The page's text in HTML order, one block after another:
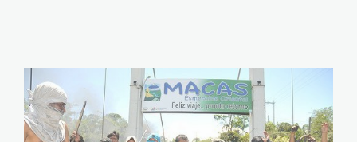
ecuador_protesta